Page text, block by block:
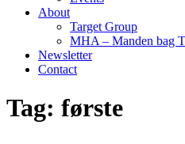
About
Target Group
MHA – Manden bag
Newsletter
Contact
Tag: første